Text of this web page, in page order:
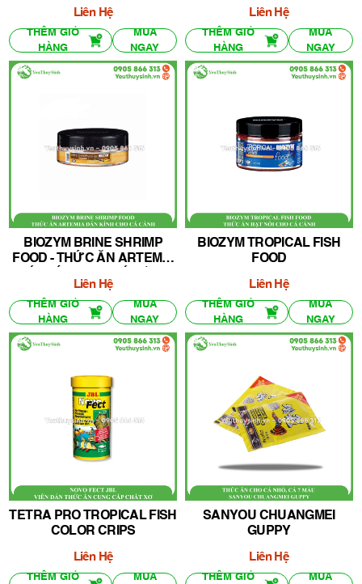
Liên Hệ
THÊM GIỎ
HÀNG
MUA
NGAY
Liên Hệ
THÊM GIỎ
HÀNG
MUA
NGAY
BIOZYM BRINE SHRIMP
FOOD - THỨC ĂN ARTEMIA
Liên Hệ
THÊM GIỎ
HÀNG
MUA
NGAY
BIOZYM TROPICAL FISH
FOOD
Liên Hệ
THÊM GIỎ
HÀNG
MUA
NGAY
TETRA PRO TROPICAL FISH
COLOR CRIPS
Liên Hệ
THÊM GIỎ
MUA
SANYOU CHUANGMEI
GUPPY
Liên Hệ
THÊM GIỎ
MUA